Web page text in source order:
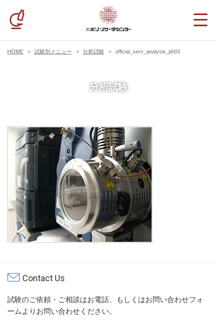
HOME 試験別メニュー 分析試験 official_serv_analysis_ph03
分析試験
Contact Us
試験のご依頼・ご相談はお電話、もしくはお問い合わせフォ
ームよりお問い合わせください。